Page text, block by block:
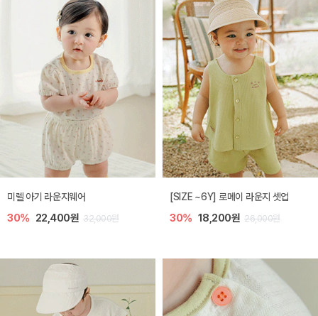
미렐 아기 라운지웨어
30% 22,400원 32,000원
[SIZE ~6Y] 로메이 라운지 셋업
30% 18,200원 26,000원